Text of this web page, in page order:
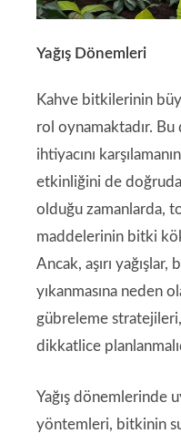
Yağış Dönemleri
Kahve bitkilerinin
rol oynamaktadır.
ihtiyacını
etkinliğini de
olduğu zamanlarda,
maddelerinin bitki
Ancak, aşırı
yıkanmasına neden
gübreleme
dikkatlice
Yağış dönemlerinde
yöntemleri, bitkinin